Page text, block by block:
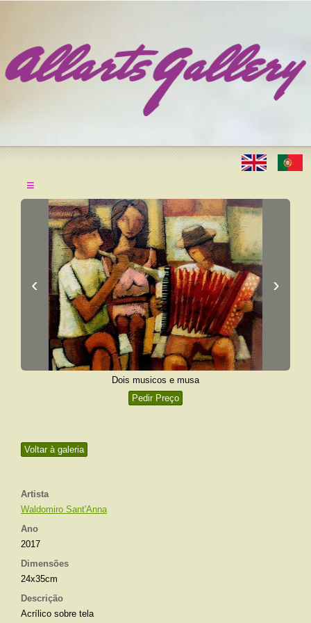
≡
Voltar à galeria
Artista
Waldomiro Sant'Anna
Ano
2017
Dimensões
24x35cm
Descrição
Acrílico sobre tela
‹ ›
Dois musicos e musa
Pedir Preço